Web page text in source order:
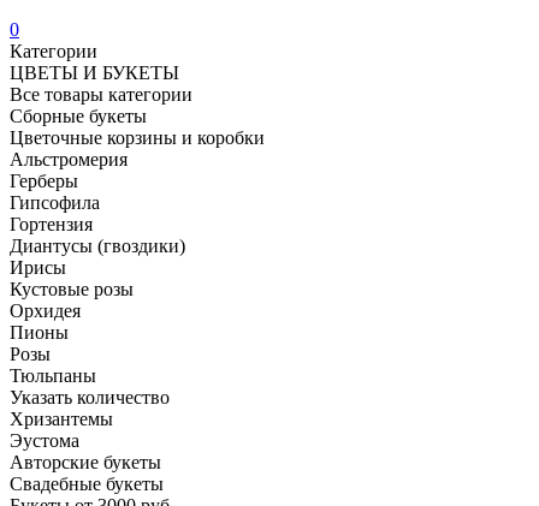
0
Категории
ЦВЕТЫ И БУКЕТЫ
Все товары категории
Сборные букеты
Цветочные корзины и коробки
Альстромерия
Герберы
Гипсофила
Гортензия​
Диантусы (гвоздики)
Ирисы
Кустовые розы
Орхидея
Пионы
Розы
Тюльпаны
Указать количество
Хризантемы
Эустома
Авторские букеты
Свадебные букеты